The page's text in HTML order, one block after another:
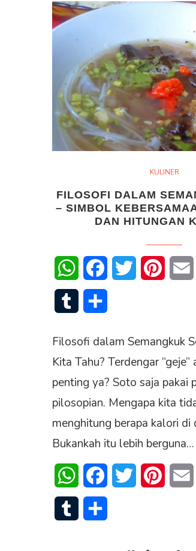
KULINER
FILOSOFI DALAM
– SIMBOL
DAN HITUNGAN
WhatsAppFacebookTwitter
Tumblr
Filosofi dalam Semangkuk
Kita Tahu? Terdengar
penting ya? Soto saja pakai
pilosopian. Mengapa kita
menghitung berapa kalori di
Bukankah itu lebih berguna…
WhatsAppFacebookTwitter
Tumblr